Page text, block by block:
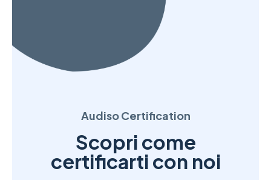
Audiso Certification
Scopri come
certificarti con noi